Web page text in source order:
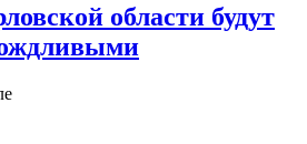
области будут